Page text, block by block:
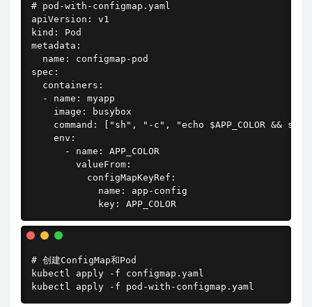
# pod-with-configmap.yaml
apiVersion: v1
kind: Pod
metadata:
  name: configmap-pod
spec:
  containers:
  - name: myapp
    image: busybox
command: ["sh", "-c", "echo $APP_COLOR &&
    env:
      - name: APP_COLOR
        valueFrom:
          configMapKeyRef:
            name: app-config
            key: APP_COLOR
# 创建ConfigMap和Pod
kubectl apply -f configmap.yaml
kubectl apply -f pod-with-configmap.yaml